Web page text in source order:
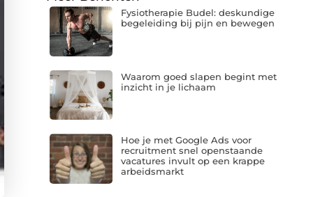
Fysiotherapie Budel: deskundige
begeleiding bij pijn en bewegen
Waarom goed slapen begint met
inzicht in je lichaam
Hoe je met Google Ads voor
recruitment snel openstaande
vacatures invult op een krappe
arbeidsmarkt